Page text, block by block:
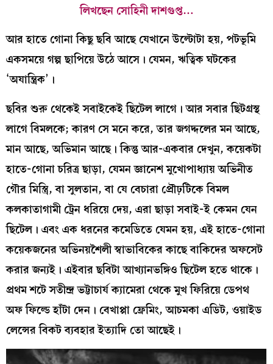
লিখছেন সোহিনী দাশগুপ্ত…
আর হাতে গোনা কিছু ছবি আছে যেখানে উল্টোটা হয়, পটভূমি
একসময়ে গল্প ছাপিয়ে উঠে আসে। যেমন, ঋত্বিক ঘটকের
‘অযান্ত্রিক’।
ছবির শুরু থেকেই সবাইকেই ছিটেল লাগে। আর সবার ছিটগ্রস্থ
লাগে বিমলকে; কারণ সে মনে করে, তার জগদ্দলের মন আছে,
মান আছে, অভিমান আছে। কিন্তু আর-একবার দেখুন, কয়েকটা
হাতে-গোনা চরিত্র ছাড়া, যেমন জ্ঞানেশ মুখোপাধ্যায় অভিনীত
গৌর মিস্ত্রি, বা সুলতান, বা যে বেচারা প্রৌঢ়টিকে বিমল
কলকাতাগামী ট্রেন ধরিয়ে দেয়, এরা ছাড়া সবাই-ই কেমন যেন
ছিটেল। এবং এক ধরনের কমেডিতে যেমন হয়, এই হাতে-গোনা
কয়েকজনের অভিনয়শৈলী স্বাভাবিকের কাছে বাকিদের অফসেট
করার জন্যই। এইবার ছবিটা আখ্যানভঙ্গিও ছিটেল হতে থাকে।
প্রথম শটে সতীন্দ্র ভট্টাচার্য ক্যামেরা থেকে মুখ ফিরিয়ে ডেপথ
অফ ফিল্ডে হাঁটা দেন। বেখাপ্পা ফ্রেমিং, আচমকা এডিট, ওয়াইড
লেন্সের বিকট ব্যবহার ইত্যাদি তো আছেই।